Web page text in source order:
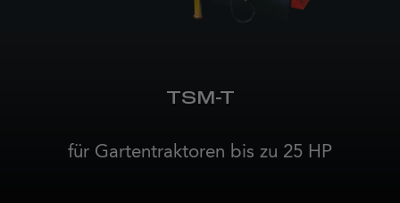
TSM-T
für Gartentraktoren bis zu 25 HP